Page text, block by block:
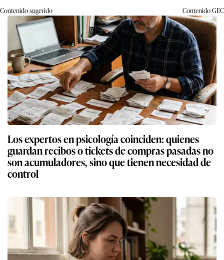
Contenido sugerido ContenidoGEC
Los expertos en psicología coinciden: quienes
guardan recibos o tickets de compras pasadas no
son acumuladores, sino que tienen necesidad de
control